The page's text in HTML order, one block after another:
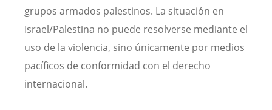
grupos armados palestinos. La situación en
Israel/Palestina no puede resolverse mediante el
uso de la violencia, sino únicamente por medios
pacíficos de conformidad con el derecho
internacional.